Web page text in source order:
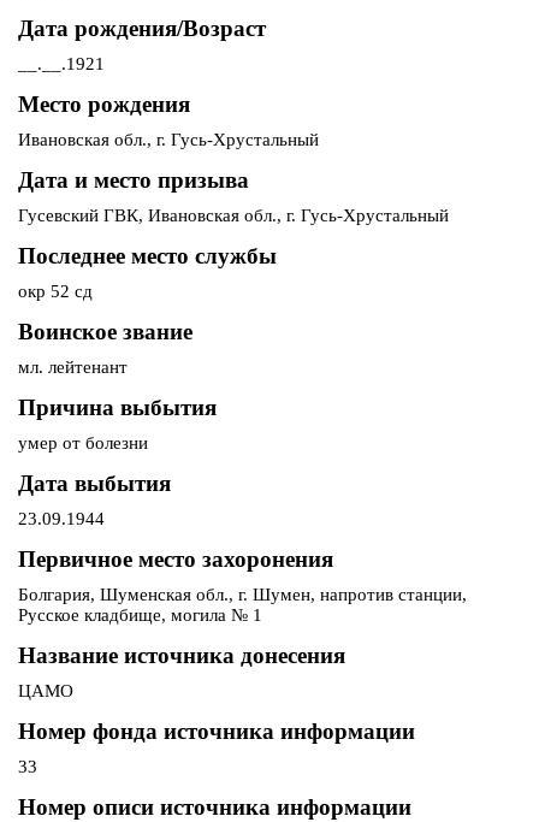
Дата рождения/Возраст
__.__.1921
Место рождения
Ивановская обл., г. Гусь-Хрустальный
Дата и место призыва
Гусевский ГВК, Ивановская обл., г. Гусь-Хрустальный
Последнее место службы
окр 52 сд
Воинское звание
мл. лейтенант
Причина выбытия
умер от болезни
Дата выбытия
23.09.1944
Первичное место захоронения
Болгария, Шуменская обл., г. Шумен, напротив станции,
Русское кладбище, могила № 1
Название источника донесения
ЦАМО
Номер фонда источника информации
33
Номер описи источника информации